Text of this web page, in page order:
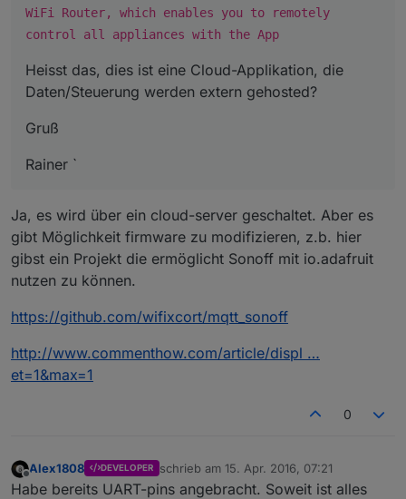
WiFi Router, which enables you to remotely
control all appliances with the App
Heisst das, dies ist eine Cloud-Applikation, die
Daten/Steuerung werden extern gehosted?
Gruß
Rainer `
Ja, es wird über ein cloud-server geschaltet. Aber es
gibt Möglichkeit firmware zu modifizieren, z.b. hier
gibst ein Projekt die ermöglicht Sonoff mit io.adafruit
nutzen zu können.
https://github.com/wifixcort/mqtt_sonoff
http://www.commenthow.com/article/displ …
et=1&max=1
0
Offline
Alex1808 DEVELOPER schrieb am 15. Apr. 2016, 07:21
zuletzt editiert von
Habe bereits UART-pins angebracht. Soweit ist alles